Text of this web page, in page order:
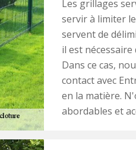
Les grillages
servir à limiter
servent de
il est
Dans ce cas,
contact avec
en la matière.
abordables et